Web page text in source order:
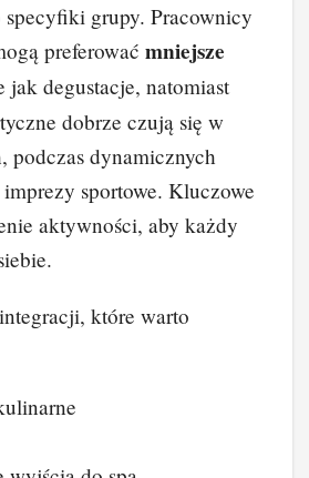
specyfiki grupy. Pracownicy
preferować mniejsze
jak degustacje, natomiast
dobrze czują się w
podczas dynamicznych
sportowe. Kluczowe
aktywności, aby każdy
które warto